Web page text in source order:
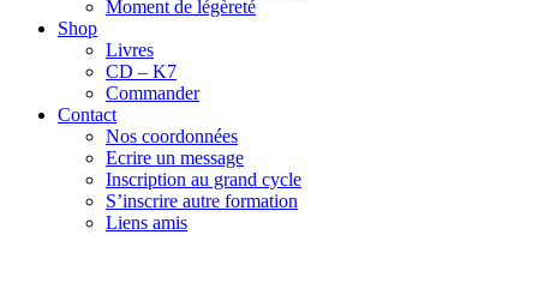
Moment de légèreté
Shop
Livres
CD – K7
Commander
Contact
Nos coordonnées
Ecrire un message
Inscription au grand cycle
S’inscrire autre formation
Liens amis